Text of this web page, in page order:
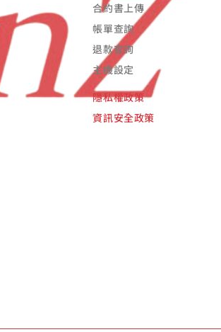
合約書上傳
帳單查詢
退款查詢
主機設定
隱私權政策
資訊安全政策